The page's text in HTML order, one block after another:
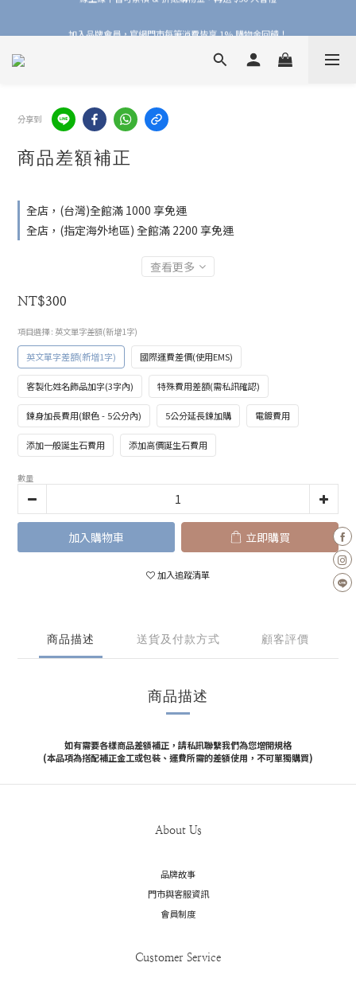
加入品牌會員，官網門市每筆消費皆享 1% 購物金回饋！
分享到
商品差額補正
全店，(台灣)全館滿 1000 享免運
全店，(指定海外地區) 全館滿 2200 享免運
查看更多
NT$300
項目選擇: 英文單字差額(新增1字)
英文單字差額(新增1字) 國際運費差價(使用EMS)
客製化姓名飾品加字(3字內) 特殊費用差額(需私訊確認)
鍊身加長費用(銀色 - 5公分內) 5公分延長鍊加購 電鍍費用
添加一般誕生石費用 添加高價誕生石費用
數量
加入購物車 立即購買
加入追蹤清單
商品描述 送貨及付款方式 顧客評價
商品描述
如有需要各樣商品差額補正，請私訊聯繫我們為您增開規格
(本品項為搭配補正金工或包裝、運費所需的差額使用，不可單獨購買)
About Us
品牌故事
門市與客服資訊
會員制度
Customer Service